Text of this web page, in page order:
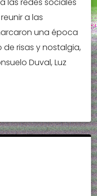
a las
una época
de risas y nostalgia,
Duval, Luz